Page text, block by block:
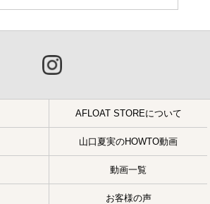
AFLOAT STOREについて
山口夏実のHOWTO動画
動画一覧
お客様の声